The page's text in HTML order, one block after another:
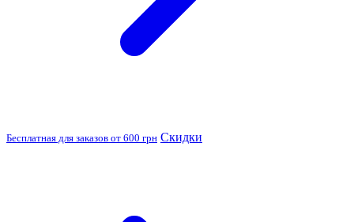
Бесплатная для заказов от 600 грн Скидки